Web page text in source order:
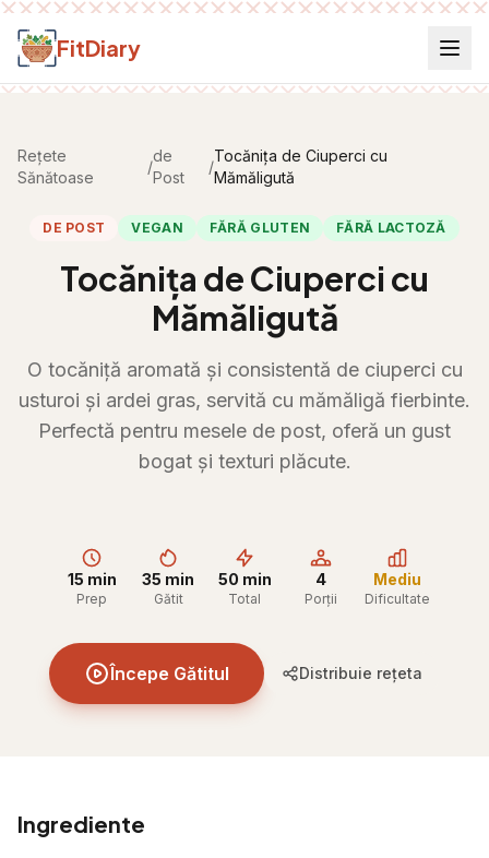
Salt la conținut
FitDiary
Rețete
Sănătoase
/
de
Post
/
Tocănița de Ciuperci cu
Mămăligută
DE POST VEGAN FĂRĂ GLUTEN FĂRĂ LACTOZĂ
Tocănița de Ciuperci cu
Mămăligută
O tocăniță aromată și consistentă de ciuperci cu
usturoi și ardei gras, servită cu mămăligă fierbinte.
Perfectă pentru mesele de post, oferă un gust
bogat și texturi plăcute.
15 min
Prep
35 min
Gătit
50 min
Total
4
Porții
Mediu
Dificultate
Începe Gătitul Distribuie rețeta
Ingrediente